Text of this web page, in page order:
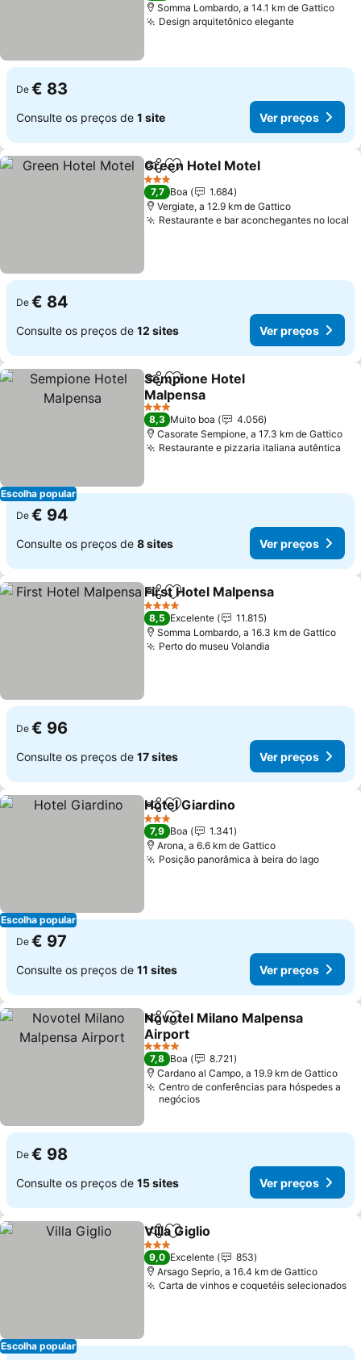
Somma Lombardo, a 14.1 km de Gattico
Design arquitetônico elegante
De € 83
Consulte os preços de 1 site Ver preços
PartilharAdicionar aos favoritos
Green Hotel Motel
3 Estrelas
7,7 Boa
1.684
Vergiate, a 12.9 km de Gattico
Restaurante e bar aconchegantes no local
De € 84
Consulte os preços de 12 sites Ver preços
Escolha popular
PartilharAdicionar aos favoritos
Sempione Hotel
Malpensa
3 Estrelas
8,3 Muito boa
4.056
Casorate Sempione, a 17.3 km de Gattico
Restaurante e pizzaria italiana autêntica
De € 94
Consulte os preços de 8 sites Ver preços
PartilharAdicionar aos favoritos
First Hotel Malpensa
4 Estrelas
8,5 Excelente
11.815
Somma Lombardo, a 16.3 km de Gattico
Perto do museu Volandia
De € 96
Consulte os preços de 17 sites Ver preços
Escolha popular
PartilharAdicionar aos favoritos
Hotel Giardino
3 Estrelas
7,9 Boa
1.341
Arona, a 6.6 km de Gattico
Posição panorâmica à beira do lago
De € 97
Consulte os preços de 11 sites Ver preços
PartilharAdicionar aos favoritos
Novotel Milano Malpensa
Airport
4 Estrelas
7,8 Boa
8.721
Cardano al Campo, a 19.9 km de Gattico
Centro de conferências para hóspedes a
negócios
De € 98
Consulte os preços de 15 sites Ver preços
Escolha popular
PartilharAdicionar aos favoritos
Villa Giglio
3 Estrelas
9,0 Excelente
853
Arsago Seprio, a 16.4 km de Gattico
Carta de vinhos e coquetéis selecionados